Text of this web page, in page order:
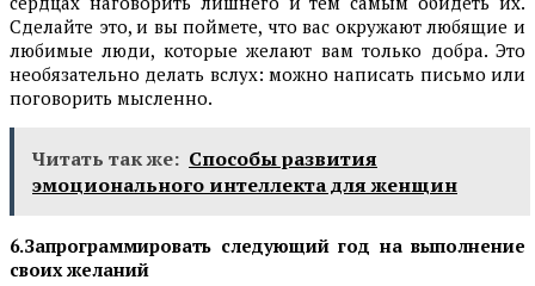
Сделайте это, и вы поймете, что вас окружают любящие и
любимые люди, которые желают вам только добра. Это
необязательно делать вслух: можно написать письмо или
поговорить мысленно.
Читать так же: Способы развития
эмоционального интеллекта для женщин
6.Запрограммировать следующий год на выполнение
своих желаний